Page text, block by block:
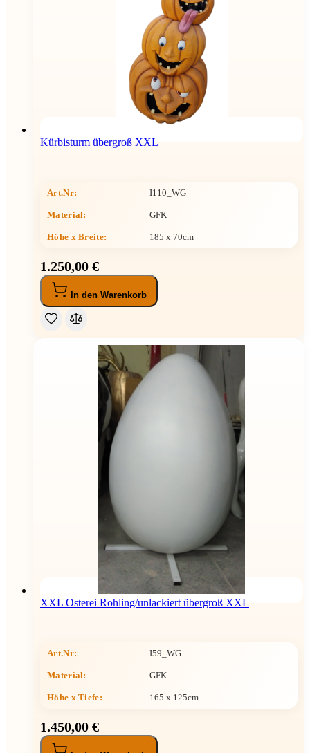
Kürbisturm übergroß XXL
Art.Nr: I110_WG
Material: GFK
Höhe x Breite: 185 x 70cm
1.250,00 €
In den Warenkorb
XXL Osterei Rohling/unlackiert übergroß XXL
Art.Nr: I59_WG
Material: GFK
Höhe x Tiefe: 165 x 125cm
1.450,00 €